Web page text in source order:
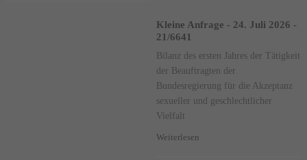
Kleine Anfrage - 24. Juli 2026 -
21/6641
Bilanz des ersten Jahres der Tätigkeit
der Beauftragten der
Bundesregierung für die Akzeptanz
sexueller und geschlechtlicher
Vielfalt
Weiterlesen